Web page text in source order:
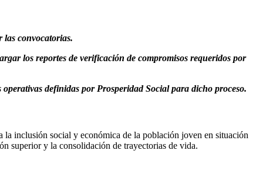
las convocatorias.
los reportes de verificación de compromisos requeridos por
definidas por Prosperidad Social para dicho proceso.
inclusión social y económica de la población joven en situación
superior y la consolidación de trayectorias de vida.